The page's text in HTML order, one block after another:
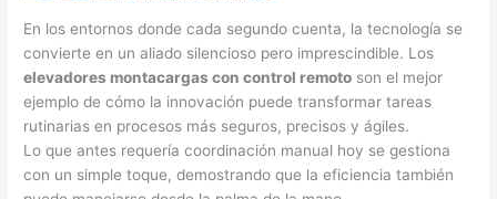
En los entornos donde cada segundo cuenta, la tecnología se
convierte en un aliado silencioso pero imprescindible. Los
elevadores montacargas con control remoto son el mejor
ejemplo de cómo la innovación puede transformar tareas
rutinarias en procesos más seguros, precisos y ágiles.
Lo que antes requería coordinación manual hoy se gestiona
con un simple toque, demostrando que la eficiencia también